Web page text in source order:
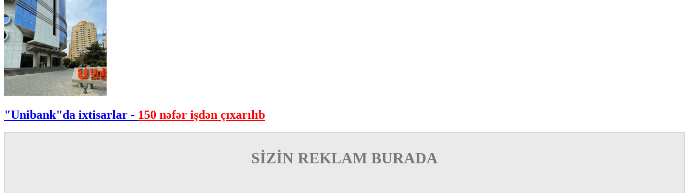
"Unibank"da ixtisarlar - 150 nəfər işdən çıxarılıb
SİZİN REKLAM BURADA